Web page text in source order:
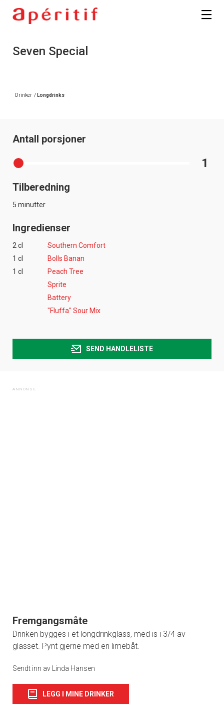
Registrer deg
Seven Special
Drinker / Longdrinks
Antall porsjoner
1
Tilberedning
5 minutter
Ingredienser
2 cl
Southern Comfort
1 cl
Bolls Banan
1 cl
Peach Tree
Sprite
Battery
"Fluffa" Sour Mix
SEND HANDLELISTE
Fremgangsmåte
Drinken bygges i et longdrinkglass, med is i 3/4 av
glasset. Pynt gjerne med en limebåt.
Sendt inn av Linda Hansen
LEGG I MINE DRINKER